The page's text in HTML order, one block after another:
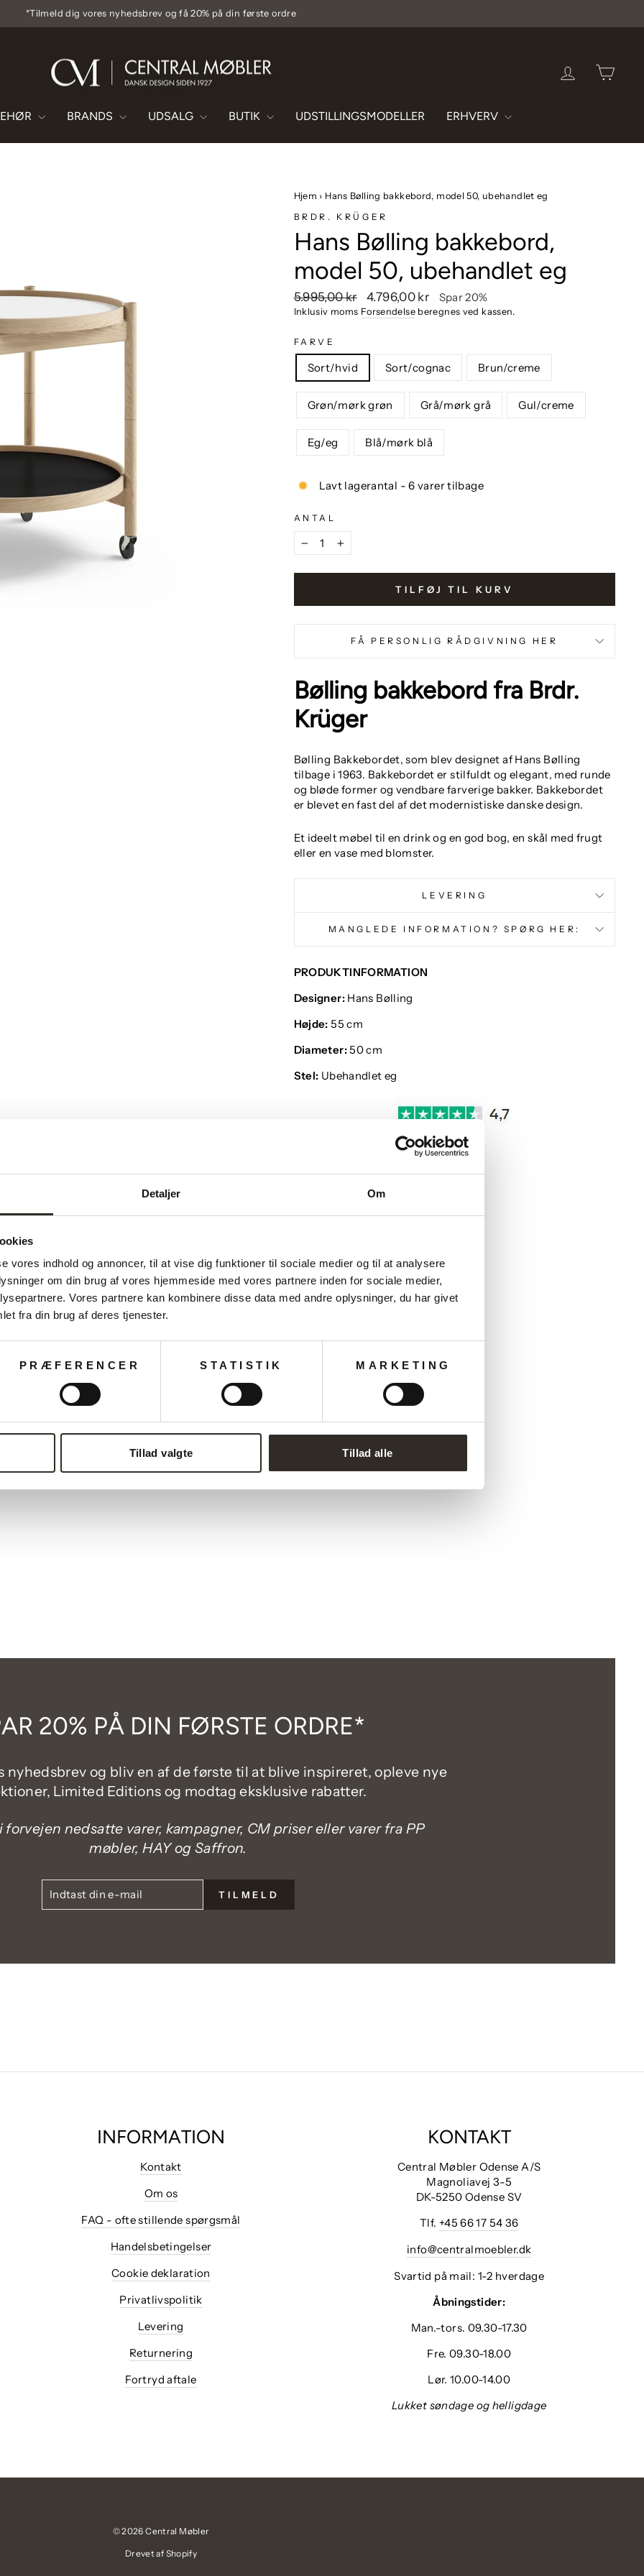
Detaljer Om
vores indhold og annoncer, til at vise dig funktioner til sociale medier og til at analysere
om din brug af vores hjemmeside med vores partnere inden for sociale medier,
Vores partnere kan kombinere disse data med andre oplysninger, du har givet
fra din brug af deres tjenester.
PRÆFERENCER STATISTIK MARKETING
Tillad valgte Tillad alle
Pause
*Tilmeld dig vores nyhedsbrev og få 20% på din første ordre
LOG IND
BRANDS UDSALG BUTIK UDSTILLINGSMODELLER ERHVERV
Hjem › Hans Bølling bakkebord, model 50, ubehandlet eg
BRDR. KRÜGER
Hans Bølling bakkebord,
model 50, ubehandlet eg
Vejlendende
pris
5.995,00 kr Udsalgspris
4.796,00 kr Spar 20%
Inklusiv moms Forsendelseberegnes ved kassen.
FARVE
Sort/hvid Sort/cognac Brun/creme
Grøn/mørk grøn Grå/mørk grå Gul/creme
Eg/eg Blå/mørk blå
Lavt lagerantal - 6 varer tilbage
ANTAL
− +
TILFØJ TIL KURV
FÅ PERSONLIG RÅDGIVNING HER
Bølling bakkebord fra Brdr.
Krüger
Bølling Bakkebordet, som blev designet af Hans Bølling
tilbage i 1963. Bakkebordet er stilfuldt og elegant, med runde
og bløde former og vendbare farverige bakker. Bakkebordet
er blevet en fast del af det modernistiske danske design.
Et ideelt møbel til en drink og en god bog, en skål med frugt
eller en vase med blomster.
LEVERING
MANGLEDE INFORMATION? SPØRG HER:
PRODUKTINFORMATION
Designer:Hans Bølling
Højde: 55 cm
Diameter:50 cm
Stel: Ubehandlet eg
Måske du også kan lide?
20% PÅ DIN FØRSTE ORDRE*
nyhedsbrev og bliv en af de første til at blive inspireret, opleve nye
Limited Editions og modtag eksklusive rabatter.
nedsatte varer, kampagner, CM priser eller varer fra PP
møbler, HAY og Saffron.
E-
TILMELD
INFORMATION
Kontakt
Om os
FAQ - ofte stillende spørgsmål
Handelsbetingelser
Cookie deklaration
Privatlivspolitik
Levering
Returnering
Fortryd aftale
KONTAKT
Central Møbler Odense A/S
Magnoliavej 3-5
DK-5250 Odense SV
Tlf. +45 66 17 54 36
info@centralmoebler.dk
Svartid på mail: 1-2 hverdage
Åbningstider:
Man.-tors. 09.30-17.30
Fre. 09.30-18.00
Lør. 10.00-14.00
Lukket søndage og helligdage
© 2026 Central Møbler
Drevet af Shopify